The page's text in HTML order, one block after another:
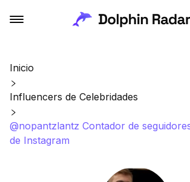
Inicio
Influencers de Celebridades
@nopantzlantz Contador de
de Instagram